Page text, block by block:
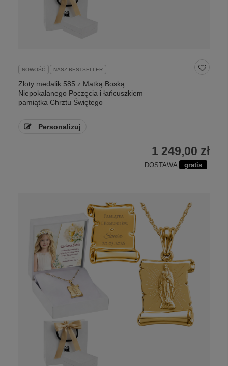
NOWOŚĆ NASZ BESTSELLER
Złoty medalik 585 z Matką Boską
Niepokalanego Poczęcia i łańcuszkiem –
pamiątka Chrztu Świętego
Personalizuj
1 249,00 zł
DOSTAWA gratis